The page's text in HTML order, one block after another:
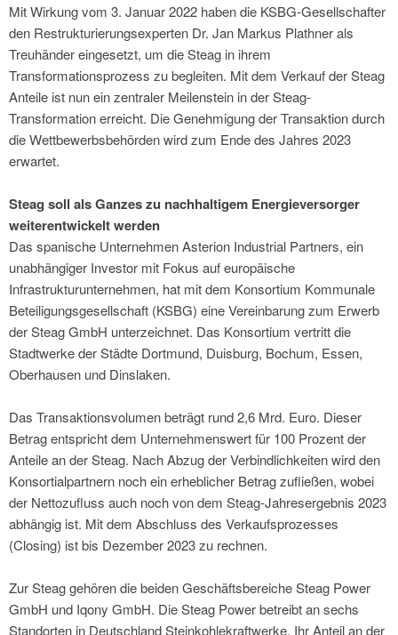
Mit Wirkung vom 3. Januar 2022 haben die KSBG-Gesellschafter
den Restrukturierungsexperten Dr. Jan Markus Plathner als
Treuhänder eingesetzt, um die Steag in ihrem
Transformationsprozess zu begleiten. Mit dem Verkauf der Steag
Anteile ist nun ein zentraler Meilenstein in der Steag-
Transformation erreicht. Die Genehmigung der Transaktion durch
die Wettbewerbsbehörden wird zum Ende des Jahres 2023
erwartet.
Steag soll als Ganzes zu nachhaltigem Energieversorger
weiterentwickelt werden
Das spanische Unternehmen Asterion Industrial Partners, ein
unabhängiger Investor mit Fokus auf europäische
Infrastrukturunternehmen, hat mit dem Konsortium Kommunale
Beteiligungsgesellschaft (KSBG) eine Vereinbarung zum Erwerb
der Steag GmbH unterzeichnet. Das Konsortium vertritt die
Stadtwerke der Städte Dortmund, Duisburg, Bochum, Essen,
Oberhausen und Dinslaken.
Das Transaktionsvolumen beträgt rund 2,6 Mrd. Euro. Dieser
Betrag entspricht dem Unternehmenswert für 100 Prozent der
Anteile an der Steag. Nach Abzug der Verbindlichkeiten wird den
Konsortialpartnern noch ein erheblicher Betrag zufließen, wobei
der Nettozufluss auch noch von dem Steag-Jahresergebnis 2023
abhängig ist. Mit dem Abschluss des Verkaufsprozesses
(Closing) ist bis Dezember 2023 zu rechnen.
Zur Steag gehören die beiden Geschäftsbereiche Steag Power
GmbH und Iqony GmbH. Die Steag Power betreibt an sechs
Standorten in Deutschland Steinkohlekraftwerke. Ihr Anteil an der